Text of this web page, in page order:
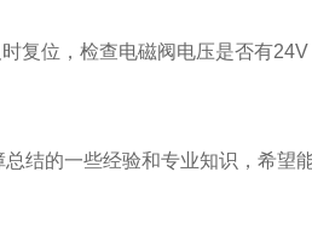
复位，检查电磁阀电压是否有
结的一些经验和专业知识，希望